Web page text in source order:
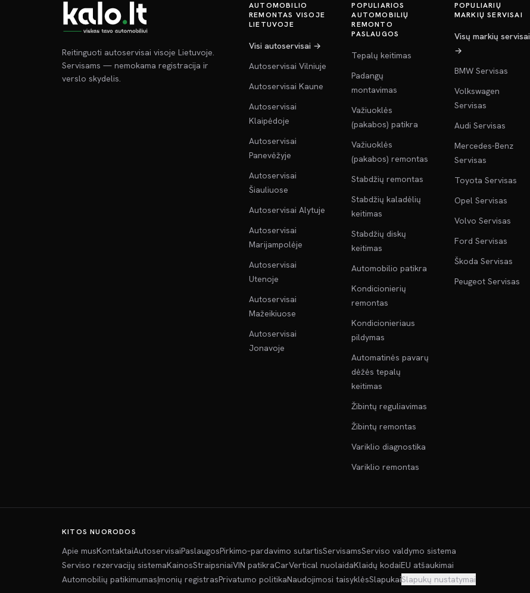
Reitinguoti autoservisai visoje Lietuvoje.
Servisams — nemokama registracija ir
verslo skydelis.
AUTOMOBILIO
REMONTAS VISOJE
LIETUVOJE
Visi autoservisai →
Autoservisai Vilniuje
Autoservisai Kaune
Autoservisai
Klaipėdoje
Autoservisai
Panevėžyje
Autoservisai
Šiauliuose
Autoservisai Alytuje
Autoservisai
Marijampolėje
Autoservisai
Utenoje
Autoservisai
Mažeikiuose
Autoservisai
Jonavoje
POPULIARIOS
AUTOMOBILIŲ
REMONTO
PASLAUGOS
Tepalų keitimas
Padangų
montavimas
Važiuoklės
(pakabos) patikra
Važiuoklės
(pakabos) remontas
Stabdžių remontas
Stabdžių kaladėlių
keitimas
Stabdžių diskų
keitimas
Automobilio patikra
Kondicionierių
remontas
Kondicionieriaus
pildymas
Automatinės pavarų
dėžės tepalų
keitimas
Žibintų reguliavimas
Žibintų remontas
Variklio diagnostika
Variklio remontas
POPULIARIŲ
MARKIŲ SERVISAI
Visų markių servisai
→
BMW Servisas
Volkswagen
Servisas
Audi Servisas
Mercedes-Benz
Servisas
Toyota Servisas
Opel Servisas
Volvo Servisas
Ford Servisas
Škoda Servisas
Peugeot Servisas
KITOS NUORODOS
Apie musKontaktaiAutoservisaiPaslaugosPirkimo–pardavimo sutartisServisamsServiso valdymo sistema
Serviso rezervacijų sistemaKainosStraipsniaiVIN patikraCarVertical nuolaidaKlaidų kodaiEU atšaukimai
Automobilių patikimumasĮmonių registrasPrivatumo politikaNaudojimosi taisyklėsSlapukaiSlapukų nustatymai